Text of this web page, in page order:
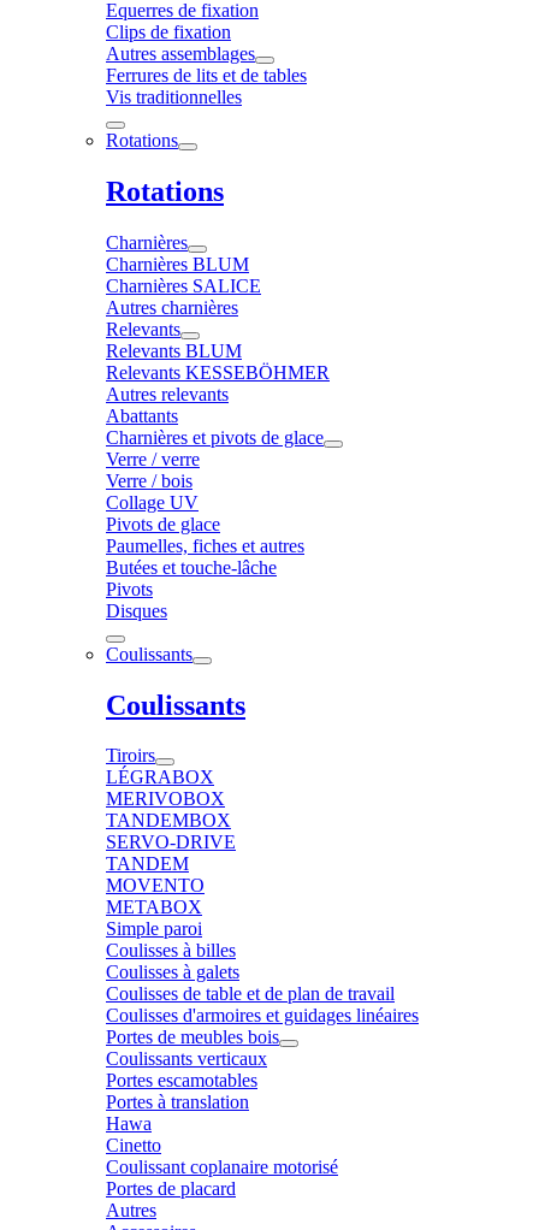
Equerres de fixation
Clips de fixation
Autres assemblages
Ferrures de lits et de tables
Vis traditionnelles
Rotations
Rotations
Charnières
Charnières BLUM
Charnières SALICE
Autres charnières
Relevants
Relevants BLUM
Relevants KESSEBÖHMER
Autres relevants
Abattants
Charnières et pivots de glace
Verre / verre
Verre / bois
Collage UV
Pivots de glace
Paumelles, fiches et autres
Butées et touche-lâche
Pivots
Disques
Coulissants
Coulissants
Tiroirs
LÉGRABOX
MERIVOBOX
TANDEMBOX
SERVO-DRIVE
TANDEM
MOVENTO
METABOX
Simple paroi
Coulisses à billes
Coulisses à galets
Coulisses de table et de plan de travail
Coulisses d'armoires et guidages linéaires
Portes de meubles bois
Coulissants verticaux
Portes escamotables
Portes à translation
Hawa
Cinetto
Coulissant coplanaire motorisé
Portes de placard
Autres